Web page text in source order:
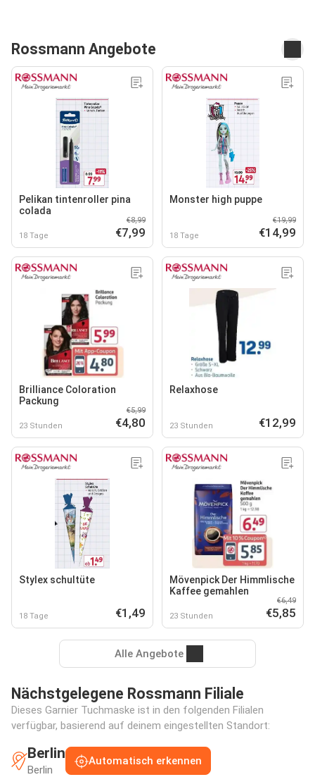
Rossmann Angebote
Pelikan tintenroller pina
colada
18 Tage
€8,99
€7,99
Monster high puppe
18 Tage
€19,99
€14,99
Brilliance Coloration
Packung
23 Stunden
€5,99
€4,80
Relaxhose
23 Stunden €12,99
Stylex schultüte
18 Tage €1,49
Mövenpick Der Himmlische
Kaffee gemahlen
23 Stunden
€6,49
€5,85
Alle Angebote
Nächstgelegene Rossmann Filiale
Dieses Garnier Tuchmaske ist in den folgenden Filialen
verfügbar, basierend auf deinem eingestellten Standort:
Berlin
Berlin
Automatisch erkennen